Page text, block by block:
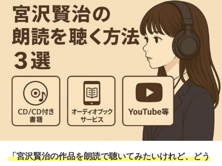
「宮沢賢治の作品を朗読で聴いてみたいけれど、どう